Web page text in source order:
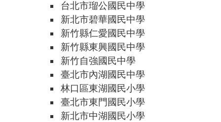
台北市瑠公國民中學
新北市碧華國民中學
新竹縣仁愛國民中學
新竹縣東興國民中學
新竹自強國民中學
臺北市內湖國民中學
林口區東湖國民小學
臺北市東門國民小學
新北市中湖國民小學